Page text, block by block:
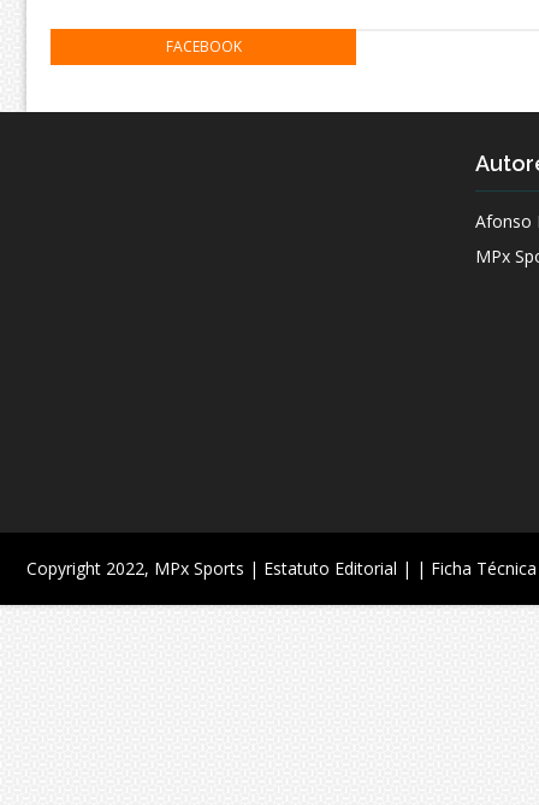
FACEBOOK
Afonso
MPx
Copyright 2022, MPx Sports | Estatuto Editorial | | Ficha